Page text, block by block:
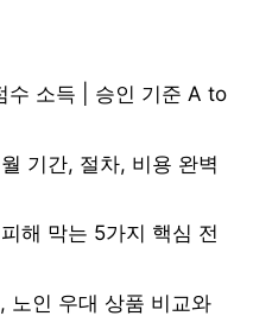
수 소득 | 승인 기준 A to
기간, 절차, 비용 완벽
해 막는 5가지 핵심 전
노인 우대 상품 비교와